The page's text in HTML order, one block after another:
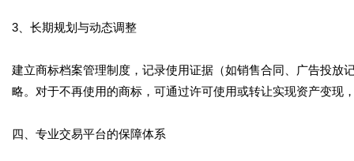
3、长期规划与动态调整
建立商标档案管理制度，记录使用证据（如销售合同、广告投放
略。对于不再使用的商标，可通过许可使用或转让实现资产变现
四、专业交易平台的保障体系